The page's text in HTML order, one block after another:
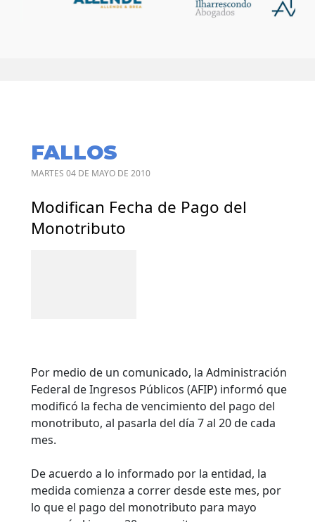
FALLOS
MARTES 04 DE MAYO DE 2010
Modifican Fecha de Pago del
Monotributo
Por medio de un comunicado, la Administración
Federal de Ingresos Públicos (AFIP) informó que
modificó la fecha de vencimiento del pago del
monotributo, al pasarla del día 7 al 20 de cada
mes.
De acuerdo a lo informado por la entidad, la
medida comienza a correr desde este mes, por
lo que el pago del monotributo para mayo